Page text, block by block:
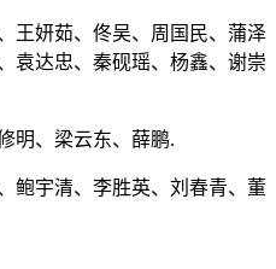
王妍茹、佟吴、周国民、蒲泽
袁达忠、秦砚瑶、杨鑫、谢崇
明、梁云东、薛鹏.
鲍宇清、李胜英、刘春青、董